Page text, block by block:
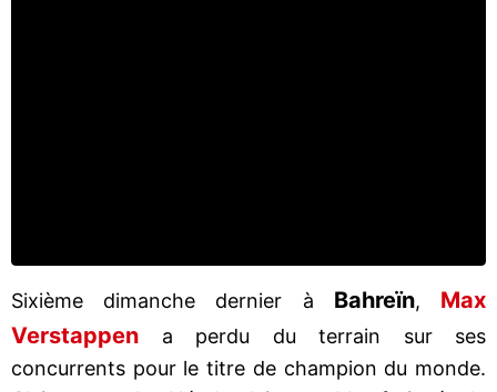
Sixième dimanche dernier à Bahreïn, Max
Verstappen a perdu du terrain sur ses
concurrents pour le titre de champion du monde.